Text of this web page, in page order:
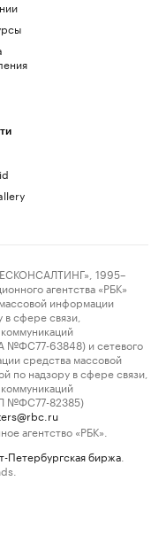
1995–
агентства «РБК»
информации
сфере связи,
№ФС77-63848) и сетевого
средства массовой
по надзору в сфере связи,
№ФС77-82385)
агентство «РБК».
Петербургская биржа